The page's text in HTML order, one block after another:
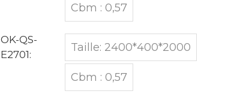
Cbm : 0,57
OK-QS-
E2701:
Taille: 2400*400*2000
Cbm : 0,57